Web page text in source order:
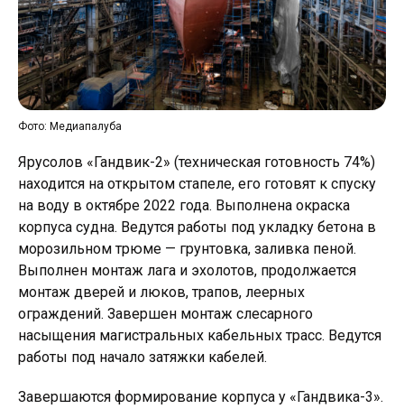
Фото: Медиапалуба
Ярусолов «Гандвик-2» (техническая готовность 74%)
находится на открытом стапеле, его готовят к спуску
на воду в октябре 2022 года. Выполнена окраска
корпуса судна. Ведутся работы под укладку бетона в
морозильном трюме — грунтовка, заливка пеной.
Выполнен монтаж лага и эхолотов, продолжается
монтаж дверей и люков, трапов, леерных
ограждений. Завершен монтаж слесарного
насыщения магистральных кабельных трасс. Ведутся
работы под начало затяжки кабелей.
Завершаются формирование корпуса у «Гандвика-3».